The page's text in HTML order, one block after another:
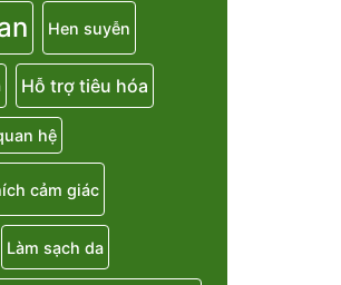
Hen suyễn
Hỗ trợ tiêu hóa
hệ
cảm giác
Làm sạch da